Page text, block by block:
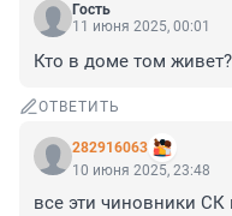
Гость
11 июня 2025, 00:01
Кто в доме том живет?
ОТВЕТИТЬ
282916063
10 июня 2025, 23:48
все эти чиновники СК